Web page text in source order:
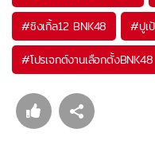
#ซิงเกิ้ล12 BNK48 #ปูเ
#โปรเจกต์งานเลือกตั้งBNK48